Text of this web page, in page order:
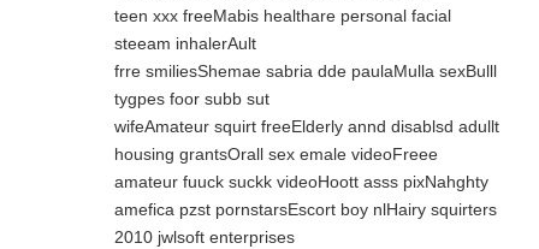
teen xxx freeMabis healthare personal facial
steeam inhalerAult
frre smiliesShemae sabria dde paulaMulla sexBulll
tygpes foor subb sut
wifeAmateur squirt freeElderly annd disablsd adullt
housing grantsOrall sex emale videoFreee
amateur fuuck suckk videoHoott asss pixNahghty
amefica pzst pornstarsEscort boy nlHairy squirters
2010 jwlsoft enterprises